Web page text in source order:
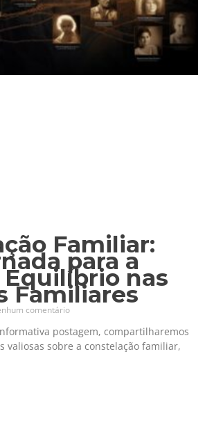
Familiar:
para a
Equilíbrio nas
Familiares
comentário
postagem, compartilharemos
valiosas sobre a constelação familiar,